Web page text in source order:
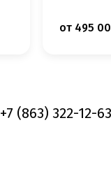
от 495
+7 (863) 322-12-63